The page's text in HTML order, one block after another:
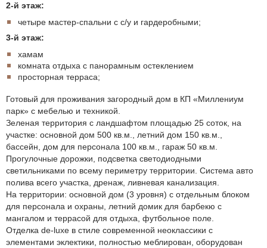
2-й этаж:
четыре мастер-спальни с с/у и гардеробными;
3-й этаж:
хамам
комната отдыха с панорамным остеклением
просторная терраса;
Готовый для проживания загородный дом в КП «Миллениум
парк» с мебелью и техникой.
Зеленая территория с ландшафтом площадью 25 соток, на
участке: основной дом 500 кв.м., летний дом 150 кв.м.,
бассейн, дом для персонала 100 кв.м., гараж 50 кв.м.
Прогулочные дорожки, подсветка светодиодными
светильниками по всему периметру территории. Система авто
полива всего участка, дренаж, ливневая канализация.
На территории: основной дом (3 уровня) с отдельным блоком
для персонала и охраны, летний домик для барбекю с
мангалом и террасой для отдыха, футбольное поле.
Отделка de-luxe в стиле современной неоклассики с
элементами эклектики, полностью меблирован, оборудован